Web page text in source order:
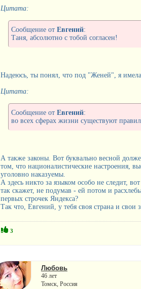
Цитата:
Сообщение от Евгений:
Таня, абсолютно с тобой согласен!
Надеюсь, ты понял, что под "Женей", я
Цитата:
Сообщение от Евгений:
во всех сферах жизни существуют
А также законы. Вот буквально весной
том, что националистические настроения,
уголовно наказуемы.
А здесь никто за языком особо не следит,
так скажет, не подумав - ей потом и
первых строчек Яндекса?
Так что, Евгений, у тебя своя страна и свои
3
Любовь
46 лет
Томск, Россия